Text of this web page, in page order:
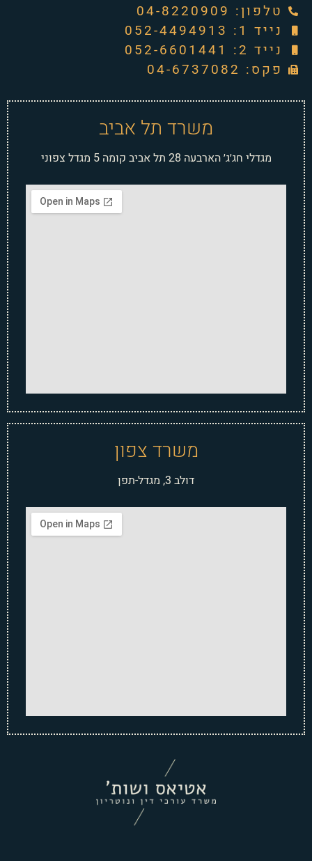
טלפון: ‭04-8220909‬
נייד 1: 052-4494913
נייד 2: 052-6601441
פקס: 04-6737082
משרד תל אביב
מגדלי חג׳ג׳ הארבעה 28 תל אביב קומה 5 מגדל צפוני
משרד צפון
דולב 3, מגדל-תפן